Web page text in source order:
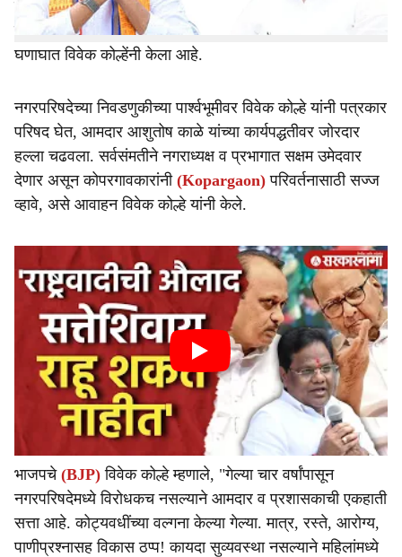
जोरदार हल्ला चढवताना, 'भूलथापा देत आमदारकी काढून घेतली.
पण आता नगरपरिषदेच्या निवडणुकांमध्ये हे चालणार नाही,' असा
घणाघात विवेक कोल्हेंनी केला आहे.
नगरपरिषदेच्या निवडणुकीच्या पार्श्वभूमीवर विवेक कोल्हे यांनी पत्रकार
परिषद घेत, आमदार आशुतोष काळे यांच्या कार्यपद्धतीवर जोरदार
हल्ला चढवला. सर्वसंमतीने नगराध्यक्ष व प्रभागात सक्षम उमेदवार
देणार असून कोपरगावकारांनी (Kopargaon) परिवर्तनासाठी सज्ज
व्हावे, असे आवाहन विवेक कोल्हे यांनी केले.
भाजपचे (BJP) विवेक कोल्हे म्हणाले, "गेल्या चार वर्षांपासून
नगरपरिषदेमध्ये विरोधकच नसल्याने आमदार व प्रशासकाची एकहाती
सत्ता आहे. कोट्यवधींच्या वल्गना केल्या गेल्या. मात्र, रस्ते, आरोग्य,
पाणीप्रश्नासह विकास ठप्प! कायदा सुव्यवस्था नसल्याने महिलांमध्ये